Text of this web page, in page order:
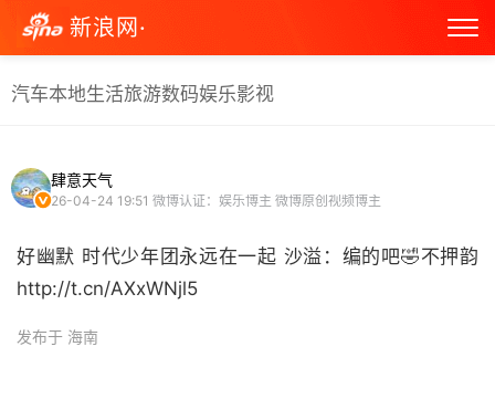
新浪网·
汽车本地生活旅游数码娱乐影视
肆意天气
26-04-24 19:51 微博认证：娱乐博主 微博原创视频博主
好幽默 时代少年团永远在一起 沙溢：编的吧🤣不押韵
http://t.cn/AXxWNjl5 ​
发布于 海南